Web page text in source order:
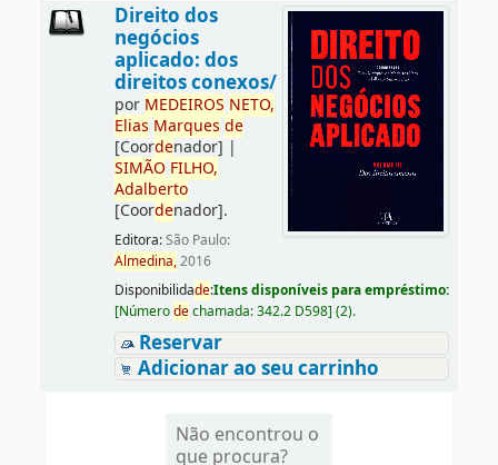
Direito dos
negócios
aplicado: dos
direitos conexos/
por MEDEIROS NETO,
Elias Marques de
[Coordenador] |
SIMÃO FILHO,
Adalberto
[Coordenador].
Editora:São Paulo:
Almedina,2016
Disponibilidade:Itens disponíveis para empréstimo:
[Númerodechamada:342.2 D598] (2).
Reservar
Adicionar ao seu carrinho
Não encontrou o
que procura?